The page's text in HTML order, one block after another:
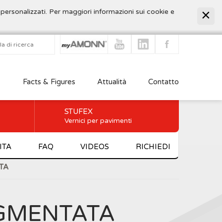
Per maggiori informazioni sui cookie e
Facts & Figures Attualità Contatto
FAQ VIDEOS RICHIEDI
STUFEX
Vernici per pavimenti